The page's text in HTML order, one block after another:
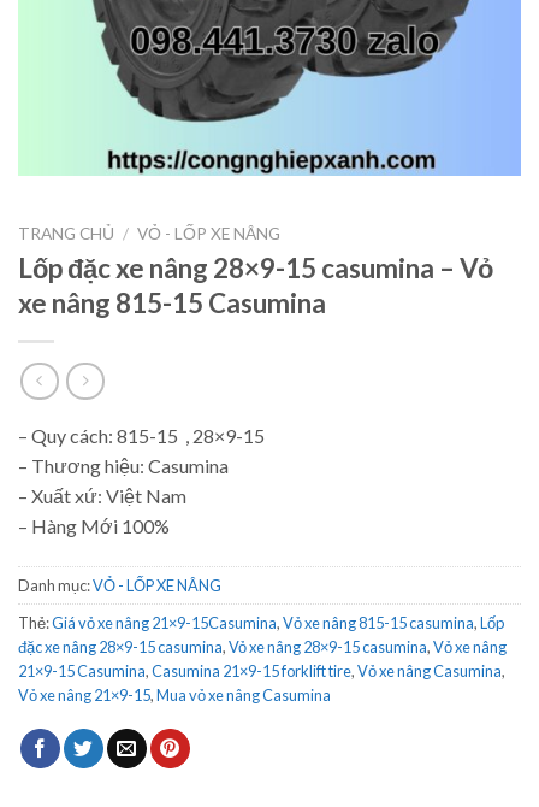
TRANG CHỦ / VỎ - LỐP XE NÂNG
Lốp đặc xe nâng 28×9-15 casumina – Vỏ
xe nâng 815-15 Casumina
– Quy cách: 815-15 , 28×9-15
– Thương hiệu: Casumina
– Xuất xứ: Việt Nam
– Hàng Mới 100%
Danh mục:VỎ - LỐP XE NÂNG
Thẻ:Giá vỏ xe nâng 21×9-15Casumina,Vỏ xe nâng 815-15 casumina,Lốp
đặc xe nâng 28×9-15 casumina,Vỏ xe nâng 28×9-15 casumina,Vỏ xe nâng
21×9-15 Casumina,Casumina 21×9-15 forklift tire,Vỏ xe nâng Casumina,
Vỏ xe nâng 21×9-15,Mua vỏ xe nâng Casumina